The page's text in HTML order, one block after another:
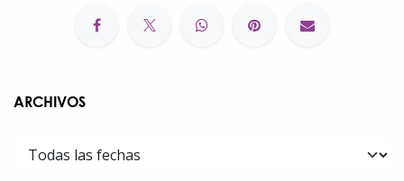
ARCHIVOS